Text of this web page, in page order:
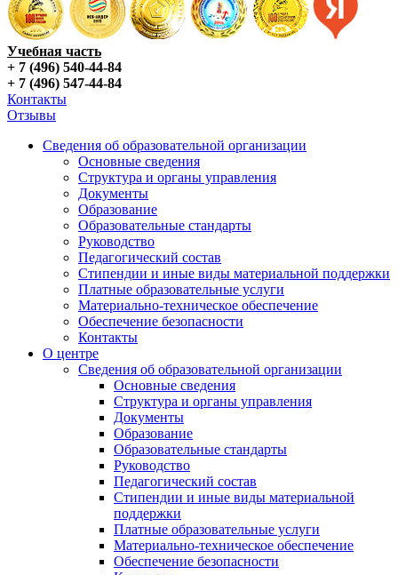
Учебная часть
+ 7 (496) 540-44-84
+ 7 (496) 547-44-84
Контакты
Отзывы
Сведения об образовательной организации
Основные сведения
Структура и органы управления
Документы
Образование
Образовательные стандарты
Руководство
Педагогический состав
Стипендии и иные виды материальной поддержки
Платные образовательные услуги
Материально-техническое обеспечение
Обеспечение безопасности
Контакты
О центре
Сведения об образовательной организации
Основные сведения
Структура и органы управления
Документы
Образование
Образовательные стандарты
Руководство
Педагогический состав
Стипендии и иные виды материальной
поддержки
Платные образовательные услуги
Материально-техническое обеспечение
Обеспечение безопасности